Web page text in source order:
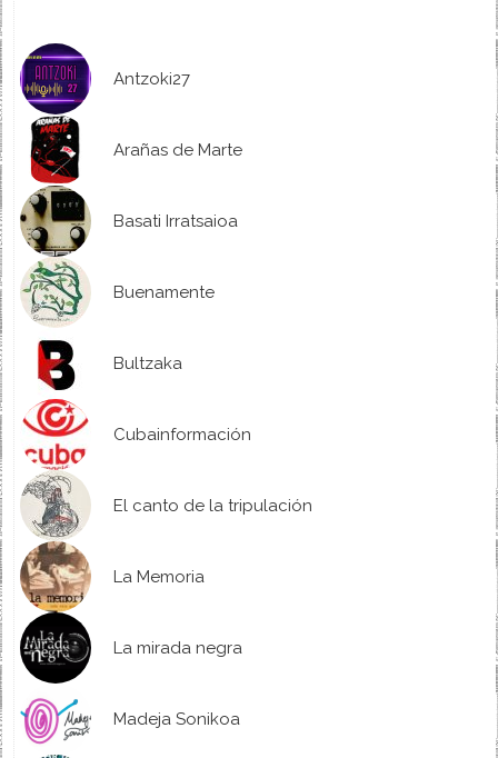
Antzoki27
Arañas de Marte
Basati Irratsaioa
Buenamente
Bultzaka
Cubainformación
El canto de la tripulación
La Memoria
La mirada negra
Madeja Sonikoa